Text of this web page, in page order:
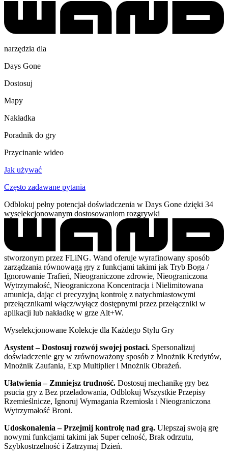
narzędzia dla
Days Gone
Dostosuj
Mapy
Nakładka
Poradnik do gry
Przycinanie wideo
Jak używać
Często zadawane pytania
Odblokuj pełny potencjał doświadczenia w Days Gone dzięki 34
wyselekcjonowanym dostosowaniom rozgrywki
stworzonym przez FLiNG. Wand oferuje wyrafinowany sposób
zarządzania równowagą gry z funkcjami takimi jak Tryb Boga /
Ignorowanie Trafień, Nieograniczone zdrowie, Nieograniczona
Wytrzymałość, Nieograniczona Koncentracja i Nielimitowana
amunicja, dając ci precyzyjną kontrolę z natychmiastowymi
przełącznikami włącz/wyłącz dostępnymi przez przełączniki w
aplikacji lub nakładkę w grze Alt+W.
Wyselekcjonowane Kolekcje dla Każdego Stylu Gry
Asystent – Dostosuj rozwój swojej postaci. Spersonalizuj
doświadczenie gry w zrównoważony sposób z Mnożnik Kredytów,
Mnożnik Zaufania, Exp Multiplier i Mnożnik Obrażeń.
Ułatwienia – Zmniejsz trudność. Dostosuj mechanikę gry bez
psucia gry z Bez przeładowania, Odblokuj Wszystkie Przepisy
Rzemieślnicze, Ignoruj Wymagania Rzemiosła i Nieograniczona
Wytrzymałość Broni.
Udoskonalenia – Przejmij kontrolę nad grą. Ulepszaj swoją grę
nowymi funkcjami takimi jak Super celność, Brak odrzutu,
Szybkostrzelność i Zatrzymaj Dzień.